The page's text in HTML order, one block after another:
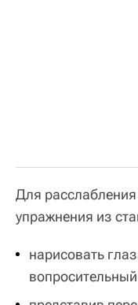
Для
упражнения из
нарисовать